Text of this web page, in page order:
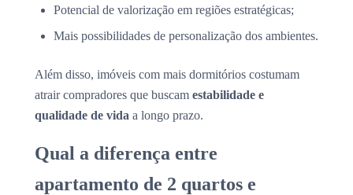
Potencial de valorização em regiões estratégicas;
Mais possibilidades de personalização dos ambientes.
Além disso, imóveis com mais dormitórios costumam
atrair compradores que buscam estabilidade e
qualidade de vida a longo prazo.
Qual a diferença entre
apartamento de 2 quartos e